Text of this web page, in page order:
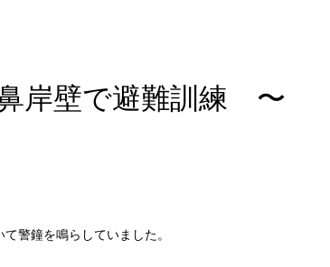
岸壁で避難訓練 〜
警鐘を鳴らしていました。